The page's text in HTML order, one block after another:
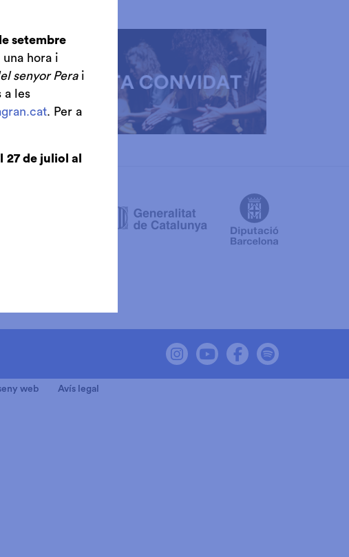
Link a instagram
Link a youtube
Link a facebook
Link a
web Avís legal
setembre
una hora i
senyor Perai
a les
. Per a
27 de juliol al